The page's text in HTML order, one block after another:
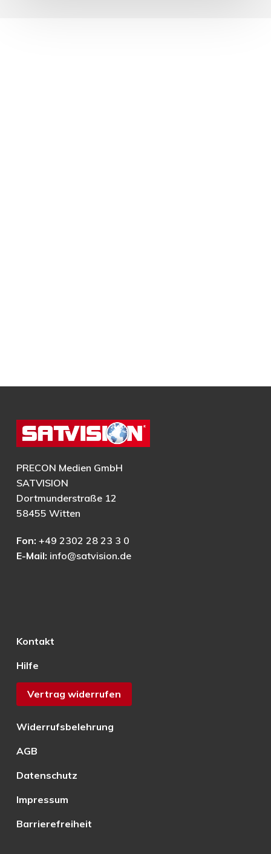
PRECON Medien GmbH
SATVISION
Dortmunderstraße 12
58455 Witten
Fon: +49 2302 28 23 3 0
E-Mail: info@satvision.de
Kontakt
Hilfe
Vertrag widerrufen
Widerrufsbelehrung
AGB
Datenschutz
Impressum
Barrierefreiheit